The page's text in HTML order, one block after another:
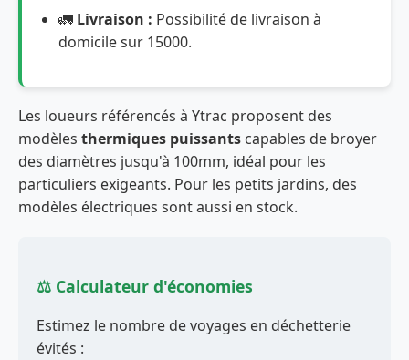
🚛 Livraison : Possibilité de livraison à
domicile sur 15000.
Les loueurs référencés à Ytrac proposent des
modèles thermiques puissants capables de broyer
des diamètres jusqu'à 100mm, idéal pour les
particuliers exigeants. Pour les petits jardins, des
modèles électriques sont aussi en stock.
⚖️ Calculateur d'économies
Estimez le nombre de voyages en déchetterie
évités :